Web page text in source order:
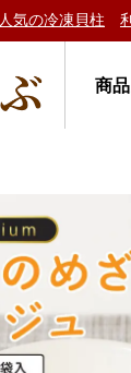
の冷凍貝柱 利尻
商